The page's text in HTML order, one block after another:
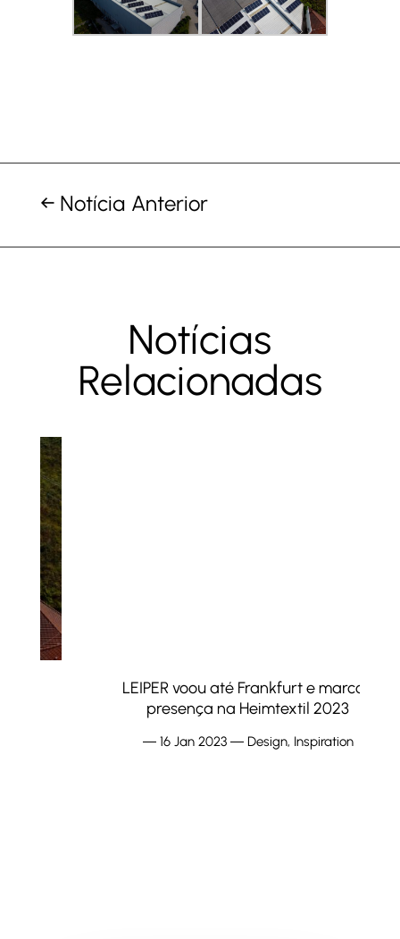
← Notícia Anterior
Notícias
Relacionadas
LEIPER voou até Frankfurt e marcou
presença na Heimtextil 2023
16 Jan 2023 ― Design, Inspiration